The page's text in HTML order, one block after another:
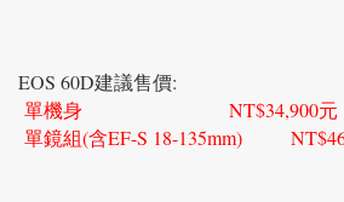
EOS 60D建議售價:
單機身 NT$34,900元
單鏡組(含EF-S 18-135mm)